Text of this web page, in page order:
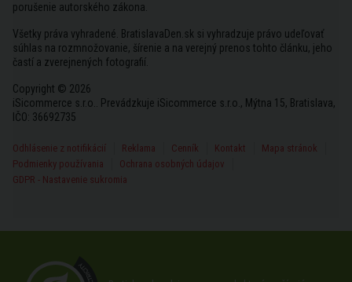
porušenie autorského zákona.
Všetky práva vyhradené. BratislavaDen.sk si vyhradzuje právo udeľovať
súhlas na rozmnožovanie, šírenie a na verejný prenos tohto článku, jeho
častí a zverejnených fotografií.
Copyright © 2026
iSicommerce s.r.o.. Prevádzkuje iSicommerce s.r.o., Mýtna 15, Bratislava,
IČO: 36692735
Odhlásenie z notifikácií Reklama Cenník Kontakt
Mapa stránok
Podmienky používania
Ochrana osobných údajov
GDPR - Nastavenie sukromia